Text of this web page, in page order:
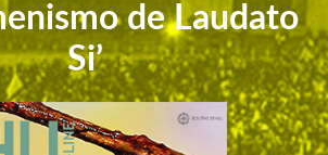
de Laudato
Si’